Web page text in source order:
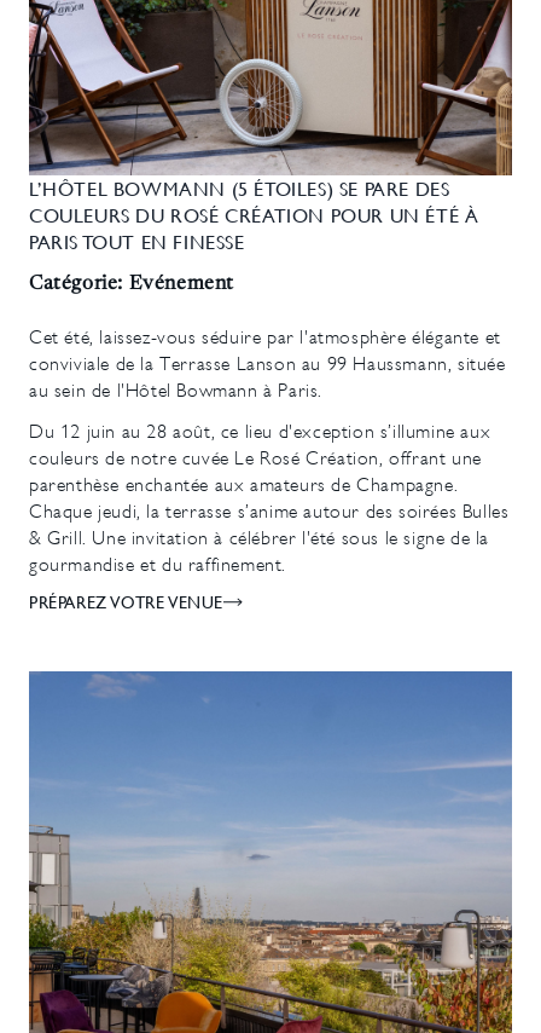
L’HÔTEL BOWMANN (5 ÉTOILES) SE PARE DES
COULEURS DU ROSÉ CRÉATION POUR UN ÉTÉ À
PARIS TOUT EN FINESSE
Catégorie: Evénement
Cet été, laissez-vous séduire par l'atmosphère élégante et
conviviale de la Terrasse Lanson au 99 Haussmann, située
au sein de l'Hôtel Bowmann à Paris.
Du 12 juin au 28 août, ce lieu d'exception s’illumine aux
couleurs de notre cuvée Le Rosé Création, offrant une
parenthèse enchantée aux amateurs de Champagne.
Chaque jeudi, la terrasse s’anime autour des soirées Bulles
& Grill. Une invitation à célébrer l'été sous le signe de la
gourmandise et du raffinement.
PRÉPAREZ VOTRE VENUE